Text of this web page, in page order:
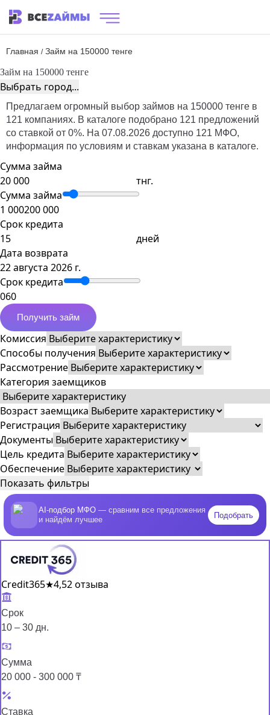
Главная / Займ на 150000 тенге
Займ на 150000 тенге
Выбрать город...
Предлагаем огромный выбор займов на 150000 тенге в
121 компаниях. В каталоге подобрано 121 предложений
со ставкой от 0%. На 07.08.2026 доступно 121 МФО,
информация по условиям и ставкам указана в каталоге.
Сумма займа
тнг.
Сумма займа
1 000200 000
Срок кредита
дней
Дата возврата
22 августа 2026 г.
Срок кредита
060
Получить займ
Комиссия
Способы получения
Рассмотрение
Категория заемщиков
Возраст заемщика
Регистрация
Документы
Цель кредита
Обеспечение
Показать фильтры
AI-подбор МФО — сравним все предложения
и найдём лучшее
Подобрать
Credit365★4,52 отзыва
Срок
10 – 30 дн.
Сумма
20 000 - 300 000 ₸
Ставка